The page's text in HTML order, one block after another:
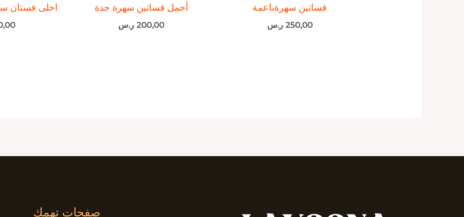
فساتين سهرةناعمة
250,00 ر.س
أجمل فساتين سهرة جدة
200,00 ر.س
احلى فستان
صفحات تهمك